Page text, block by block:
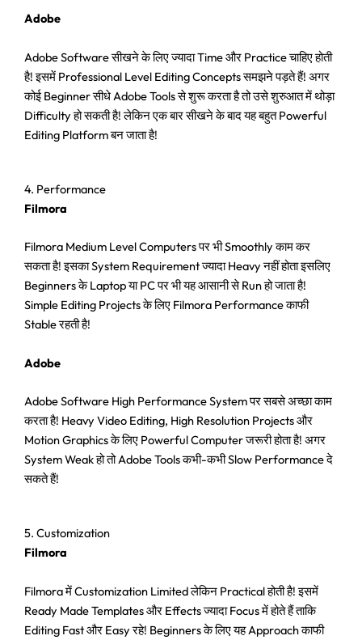
Adobe
Adobe Software सीखने के लिए ज्यादा Time और Practice चाहिए होती
है! इसमें Professional Level Editing Concepts समझने पड़ते हैं! अगर
कोई Beginner सीधे Adobe Tools से शुरू करता है तो उसे शुरुआत में थोड़ा
Difficulty हो सकती है! लेकिन एक बार सीखने के बाद यह बहुत Powerful
Editing Platform बन जाता है!
4. Performance
Filmora
Filmora Medium Level Computers पर भी Smoothly काम कर
सकता है! इसका System Requirement ज्यादा Heavy नहीं होता इसलिए
Beginners के Laptop या PC पर भी यह आसानी से Run हो जाता है!
Simple Editing Projects के लिए Filmora Performance काफी
Stable रहती है!
Adobe
Adobe Software High Performance System पर सबसे अच्छा काम
करता है! Heavy Video Editing, High Resolution Projects और
Motion Graphics के लिए Powerful Computer जरूरी होता है! अगर
System Weak हो तो Adobe Tools कभी-कभी Slow Performance दे
सकते हैं!
5. Customization
Filmora
Filmora में Customization Limited लेकिन Practical होती है! इसमें
Ready Made Templates और Effects ज्यादा Focus में होते हैं ताकि
Editing Fast और Easy रहे! Beginners के लिए यह Approach काफी